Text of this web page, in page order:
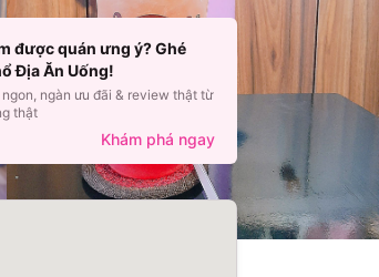
được quán ưng ý? Ghé
Địa Ăn Uống!
ngon, ngàn ưu đãi & review thật từ
thật
Khám phá ngay